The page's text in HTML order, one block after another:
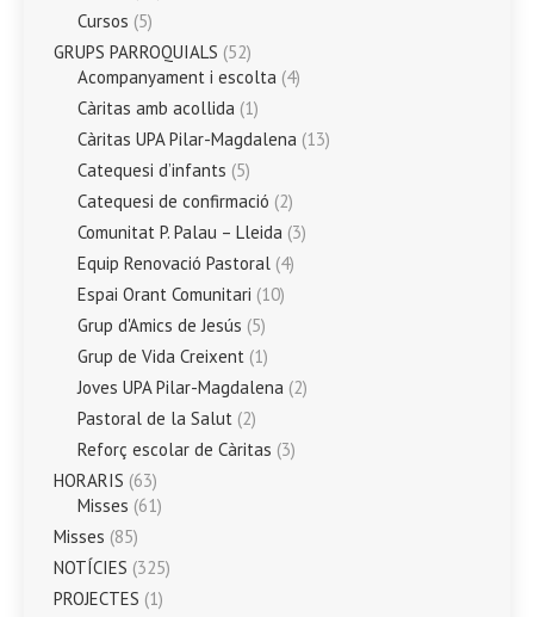
Cursos (5)
GRUPS PARROQUIALS (52)
Acompanyament i escolta (4)
Càritas amb acollida (1)
Càritas UPA Pilar-Magdalena (13)
Catequesi d’infants (5)
Catequesi de confirmació (2)
Comunitat P. Palau – Lleida (3)
Equip Renovació Pastoral (4)
Espai Orant Comunitari (10)
Grup d'Amics de Jesús (5)
Grup de Vida Creixent (1)
Joves UPA Pilar-Magdalena (2)
Pastoral de la Salut (2)
Reforç escolar de Càritas (3)
HORARIS (63)
Misses (61)
Misses (85)
NOTÍCIES (325)
PROJECTES (1)